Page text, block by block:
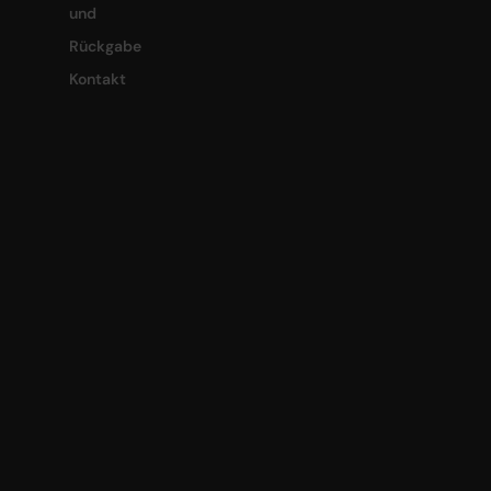
und
Rückgabe
Kontakt